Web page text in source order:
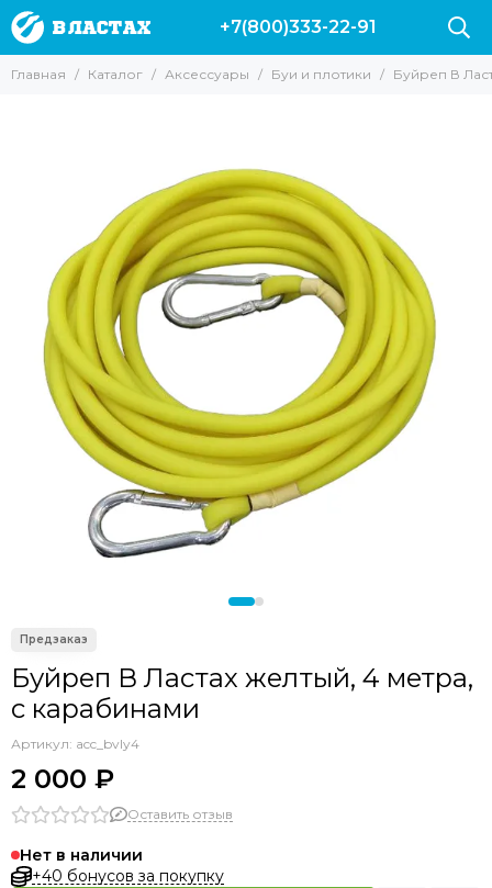
Аксессуары
Груза и разгрузки
Подводные компьютеры
Фонари
Гермомешки
Гермобокс
для масок и трубок
Наклейки на авто
Одежда
для фонарей
Аксессуары для камер
Полотенца Marlin
Аксессуары прочие
+7(800)333-22-91
Главная Каталог Аксессуары Буи и плотики Буйреп В
Буйреп В Ластах желтый, 4 метра,
с карабинами
Артикул: acc_bvly4
2 000 ₽
Оставить отзыв
Нет в наличии
+40 бонусов за покупку